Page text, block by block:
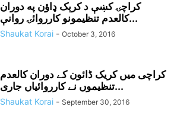
کراچۍ کښې د کرېک ډاؤن په دوران
کالعدم تنظيمونو کارروائۍ روانې...
Shaukat Korai - October 3, 2016
کراچی میں کریک ڈائون کے دوران کالعدم
تنظیموں نے کارروائیاں جاری...
Shaukat Korai - September 30, 2016